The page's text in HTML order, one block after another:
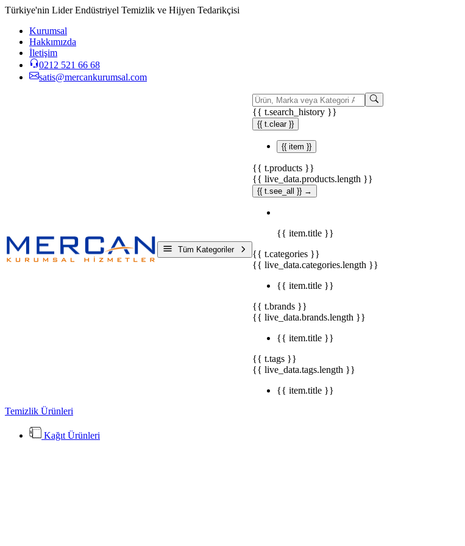
Türkiye'nin Lider Endüstriyel Temizlik ve Hijyen Tedarikçisi
Kurumsal
Hakkımızda
İletişim
0212 521 66 68
satis@mercankurumsal.com
Tüm Kategoriler
{{ t.search_history }}
{{ t.clear }}
{{ item }}
{{ t.products }}
{{ live_data.products.length }}
{{ t.see_all }} →
{{ item.title }}
{{ t.categories }}
{{ live_data.categories.length }}
{{ item.title }}
{{ t.brands }}
{{ live_data.brands.length }}
{{ item.title }}
{{ t.tags }}
{{ live_data.tags.length }}
{{ item.title }}
Temizlik Ürünleri
Kağıt Ürünleri